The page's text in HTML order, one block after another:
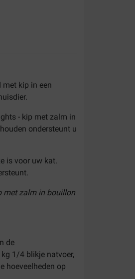
kip in een
- kip met zalm in
ondersteunt u
is voor uw kat.
met zalm in bouillon
de
1/4 blikje natvoer,
hoeveelheden op